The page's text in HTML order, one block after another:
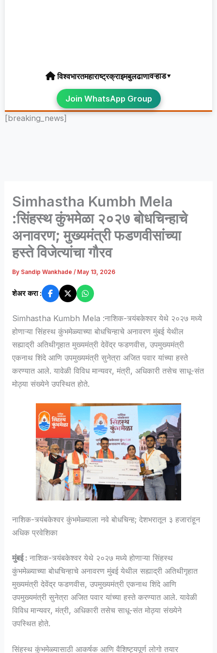
विश्वभारतमहाराष्ट्रक्राइमबुलढाणावऱ्हाड▾
Join WhatsApp Group
[breaking_news]
Simhastha Kumbh Mela
:सिंहस्थ कुंभमेळा २०२७ बोधचिन्हाचे
अनावरण; मुख्यमंत्री फडणवीसांच्या
हस्ते विजेत्यांचा गौरव
By Sandip Wankhade/ May 13, 2026
शेअर करा :
Simhastha Kumbh Mela :नाशिक-त्र्यंबकेश्वर येथे २०२७ मध्ये
होणाऱ्या सिंहस्थ कुंभमेळ्याच्या बोधचिन्हाचे अनावरण मुंबई येथील
सह्याद्री अतिथीगृहात मुख्यमंत्री देवेंद्र फडणवीस, उपमुख्यमंत्री
एकनाथ शिंदे आणि उपमुख्यमंत्री सुनेत्रा अजित पवार यांच्या हस्ते
करण्यात आले. यावेळी विविध मान्यवर, मंत्री, अधिकारी तसेच साधू-संत
मोठ्या संख्येने उपस्थित होते.
नाशिक-त्र्यंबकेश्वर कुंभमेळ्याला नवे बोधचिन्ह; देशभरातून ३ हजारांहून
अधिक प्रवेशिका
मुंबई : नाशिक-त्र्यंबकेश्वर येथे २०२७ मध्ये होणाऱ्या सिंहस्थ
कुंभमेळ्याच्या बोधचिन्हाचे अनावरण मुंबई येथील सह्याद्री अतिथीगृहात
मुख्यमंत्री देवेंद्र फडणवीस, उपमुख्यमंत्री एकनाथ शिंदे आणि
उपमुख्यमंत्री सुनेत्रा अजित पवार यांच्या हस्ते करण्यात आले. यावेळी
विविध मान्यवर, मंत्री, अधिकारी तसेच साधू-संत मोठ्या संख्येने
उपस्थित होते.
सिंहस्थ कुंभमेळ्यासाठी आकर्षक आणि वैशिष्ट्यपूर्ण लोगो तयार